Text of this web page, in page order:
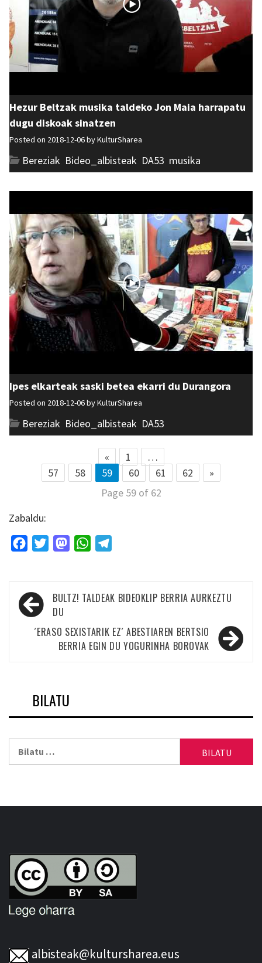
Hezur Beltzak musika taldeko Jon Maia harrapatu
dugu diskoak sinatzen
Posted on 2018-12-06 byKulturSharea
Bereziak Bideo_albisteak DA53 musika
Ipes elkarteak saski betea ekarri du Durangora
Posted on 2018-12-06 byKulturSharea
Bereziak Bideo_albisteak DA53
« 1
…
57
58 59 60 61 62
»
Page 59 of 62
Zabaldu:
FacebookTwitterMastodonWhatsApp
Bidalketetan
zehar
nabigatu
BULTZ! TALDEAK BIDEOKLIP BERRIA AURKEZTU
DU
´ERASO SEXISTARIK EZ´ ABESTIAREN BERTSIO
BERRIA EGIN DU YOGURINHA BOROVAK
BILATU
albisteak@kultursharea.eus